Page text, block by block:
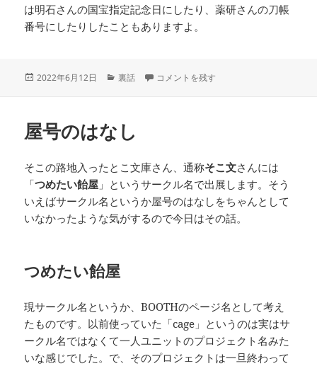
は明石さんの国宝指定記念日にしたり、薬研さんの刀帳
番号にしたりしたこともありますよ。
投
2022年6月12日
カ
ー
裏話 発行日のヒミツ に
コメントを残す
屋号のはなし
そこの路地入ったとこ文庫さん、通称そこ文さんには
「つめたい飴屋 」というサークル名で出展します。そう
いえばサークル名というか屋号のはなしをちゃんとして
いなかったような気がするので今日はその話。
つめたい飴屋
現サークル名というか、BOOTHのページ名として考え
たものです。以前使っていた「cage」というのは実はサ
ークル名ではなくて一人ユニットのプロジェクト名みた
いな感じでした。で、そのプロジェクトは一旦終わって